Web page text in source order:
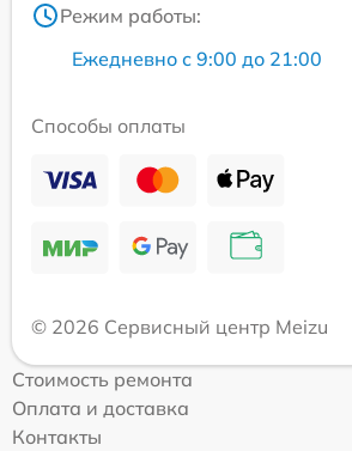
Режим работы:
Ежедневно с 9:00 до 21:00
Способы оплаты
© 2026 Сервисный центр Meizu
Стоимость ремонта
Оплата и доставка
Контакты